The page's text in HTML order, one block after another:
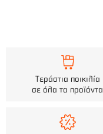
Τεράστια ποικιλία
σε όλα τα προϊόντα